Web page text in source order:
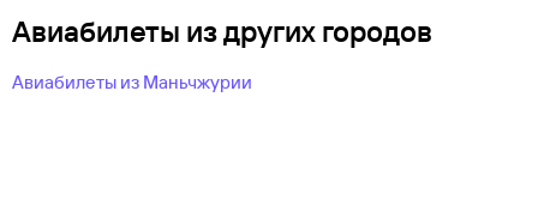
Авиабилеты из других городов
Авиабилеты из Маньчжурии